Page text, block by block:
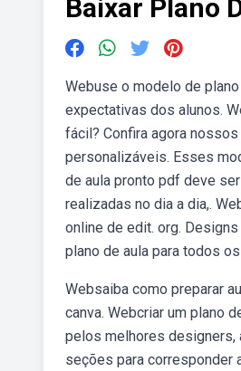
Baixar Plano
Webuse o modelo de
expectativas dos alunos.
fácil? Confira agora
personalizáveis. Esses
de aula pronto pdf deve
realizadas no dia a dia,.
online de edit. org.
plano de aula para todos
Websaiba como preparar
canva. Webcriar um plano
pelos melhores
seções para corresponder